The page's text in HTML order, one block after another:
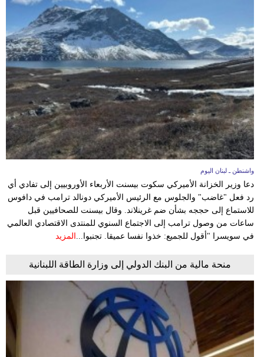
واشنطن ـ لبنان اليوم
دعا وزير الخزانة الأميركي سكوت بيسنت الأربعاء الأوروبيين إلى تفادي أي
رد فعل "غاضب" والجلوس مع الرئيس الأميركي دونالد ترامب في دافوس
للاستماع إلى حججه بشأن ضم غرينلاند. وقال بيسنت للصحافيين قبل
ساعات من وصول ترامب إلى الاجتماع السنوي للمنتدى الاقتصادي العالمي
في سويسرا "أقول للجميع: خذوا نفسا عميقا. تجنبوا...
المزيد
منحة مالية من البنك الدولي إلى وزارة الطاقة اللبنانية